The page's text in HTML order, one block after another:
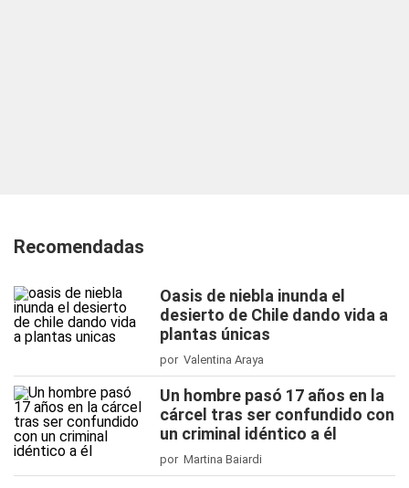
Recomendadas
Oasis de niebla inunda el
desierto de Chile dando vida a
plantas únicas
por Valentina Araya
Un hombre pasó 17 años en la
cárcel tras ser confundido con
un criminal idéntico a él
por Martina Baiardi